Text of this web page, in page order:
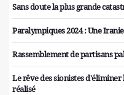
Sans doute la plus grande
Paralympiques 2024 : Une
Rassemblement de partisans
Le rêve des sionistes d'éliminer
réalisé